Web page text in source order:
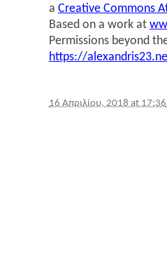
a Creative Commons
Based on a work at
Permissions beyond
https://
16 Απριλίου, 2018 at 17:36